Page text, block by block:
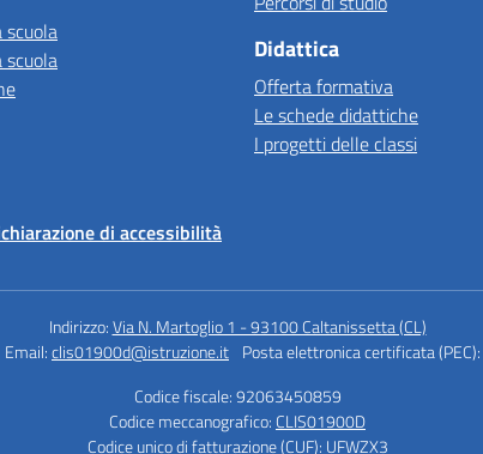
scuola
scuola
Didattica
Offerta formativa
Le schede didattiche
I progetti delle classi
di accessibilità
Indirizzo:Via N. Martoglio 1 - 93100 Caltanissetta (CL)
Email:clis01900d@istruzione.it Posta elettronica certificata (PEC):
Codice fiscale: 92063450859
Codice meccanografico: CLIS01900D
Codice unico di fatturazione (CUF): UFWZX3